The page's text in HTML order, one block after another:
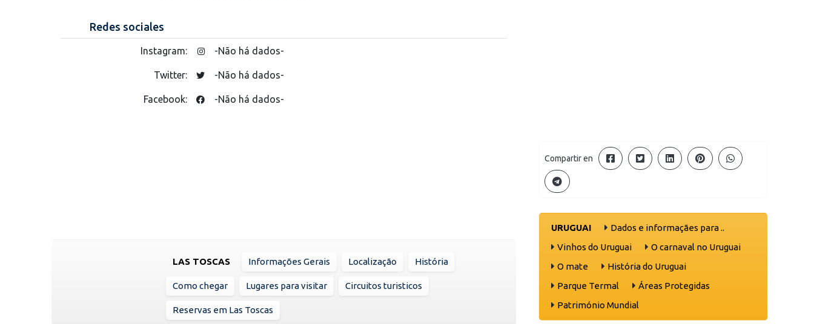
Redes sociales
Instagram: -Não há dados-
Twitter: -Não há dados-
Facebook: -Não há dados-
LAS TOSCAS Informações Gerais Localização História
Como chegar Lugares para visitar Circuitos turisticos
Reservas em Las Toscas
Compartir en
URUGUAI
Dados e informaçães para ..
Vinhos do Uruguai
O carnaval no Uruguai
O mate
História do Uruguai
Parque Termal
Áreas Protegidas
Património Mundial